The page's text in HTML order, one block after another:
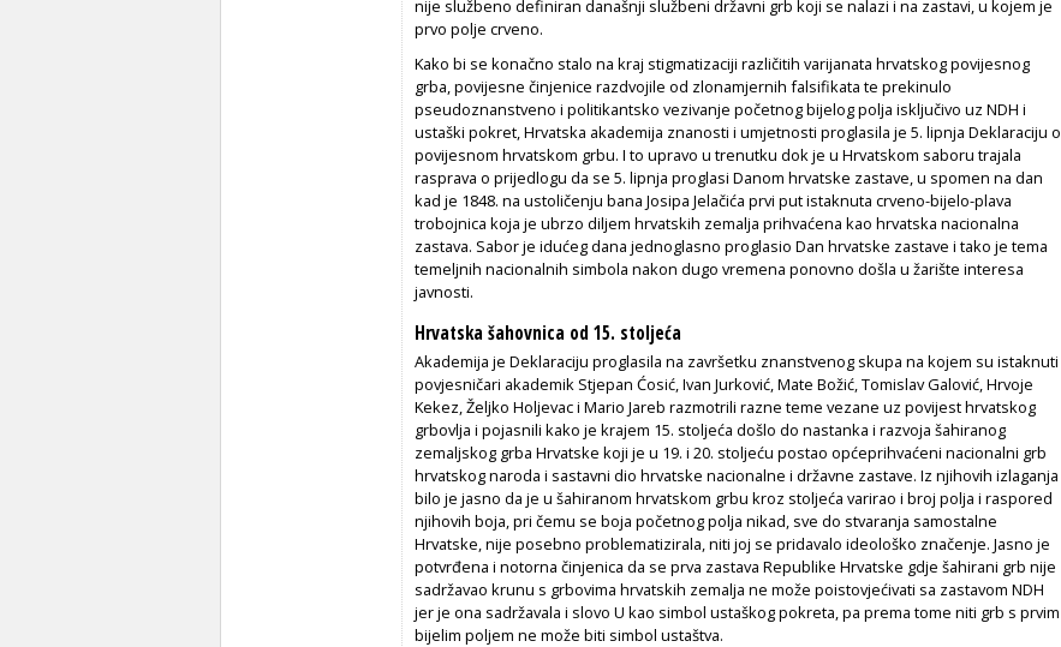
nije službeno definiran današnji službeni državni grb koji se nalazi i na zastavi, u kojem je
prvo polje crveno.
Kako bi se konačno stalo na kraj stigmatizaciji različitih varijanata hrvatskog povijesnog
grba, povijesne činjenice razdvojile od zlonamjernih falsifikata te prekinulo
pseudoznanstveno i politikantsko vezivanje početnog bijelog polja isključivo uz NDH i
ustaški pokret, Hrvatska akademija znanosti i umjetnosti proglasila je 5. lipnja Deklaraciju o
povijesnom hrvatskom grbu. I to upravo u trenutku dok je u Hrvatskom saboru trajala
rasprava o prijedlogu da se 5. lipnja proglasi Danom hrvatske zastave, u spomen na dan
kad je 1848. na ustoličenju bana Josipa Jelačića prvi put istaknuta crveno-bijelo-plava
trobojnica koja je ubrzo diljem hrvatskih zemalja prihvaćena kao hrvatska nacionalna
zastava. Sabor je idućeg dana jednoglasno proglasio Dan hrvatske zastave i tako je tema
temeljnih nacionalnih simbola nakon dugo vremena ponovno došla u žarište interesa
javnosti.
Hrvatska šahovnica od 15. stoljeća
Akademija je Deklaraciju proglasila na završetku znanstvenog skupa na kojem su istaknuti
povjesničari akademik Stjepan Ćosić, Ivan Jurković, Mate Božić, Tomislav Galović, Hrvoje
Kekez, Željko Holjevac i Mario Jareb razmotrili razne teme vezane uz povijest hrvatskog
grbovlja i pojasnili kako je krajem 15. stoljeća došlo do nastanka i razvoja šahiranog
zemaljskog grba Hrvatske koji je u 19. i 20. stoljeću postao općeprihvaćeni nacionalni grb
hrvatskog naroda i sastavni dio hrvatske nacionalne i državne zastave. Iz njihovih izlaganja
bilo je jasno da je u šahiranom hrvatskom grbu kroz stoljeća varirao i broj polja i raspored
njihovih boja, pri čemu se boja početnog polja nikad, sve do stvaranja samostalne
Hrvatske, nije posebno problematizirala, niti joj se pridavalo ideološko značenje. Jasno je
potvrđena i notorna činjenica da se prva zastava Republike Hrvatske gdje šahirani grb nije
sadržavao krunu s grbovima hrvatskih zemalja ne može poistovjećivati sa zastavom NDH
jer je ona sadržavala i slovo U kao simbol ustaškog pokreta, pa prema tome niti grb s prvim
bijelim poljem ne može biti simbol ustaštva.